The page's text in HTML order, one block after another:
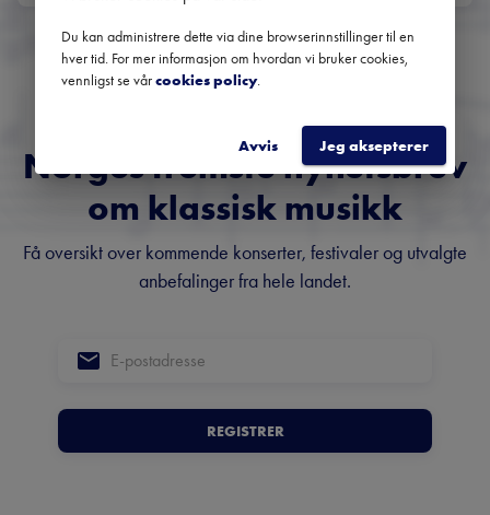
Bruk datofilteret for å se tidligere konserter.
Norges fremste nyhetsbrev
om klassisk musikk
Få oversikt over kommende konserter, festivaler og utvalgte
anbefalinger fra hele landet.
REGISTRER
Du kan administrere dette via dine browserinnstillinger til en
hver tid. For mer informasjon om hvordan vi bruker cookies,
vennligst se vårcookies policy.
Avvis Jeg aksepterer